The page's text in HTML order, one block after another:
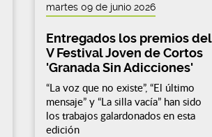
martes 09 de junio 2026
Entregados los premios del
V Festival Joven de Cortos
'Granada Sin Adicciones'
“La voz que no existe”, “El último
mensaje” y “La silla vacía” han sido
los trabajos galardonados en esta
edición